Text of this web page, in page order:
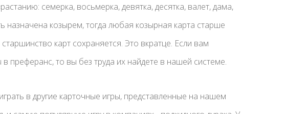
семерка, восьмерка, девятка, десятка, валет, дама,
назначена козырем, тогда любая козырная карта старше
карт сохраняется. Это вкратце. Если вам
преферанс, то вы без труда их найдете в нашей системе.
в другие карточные игры, представленные на нашем